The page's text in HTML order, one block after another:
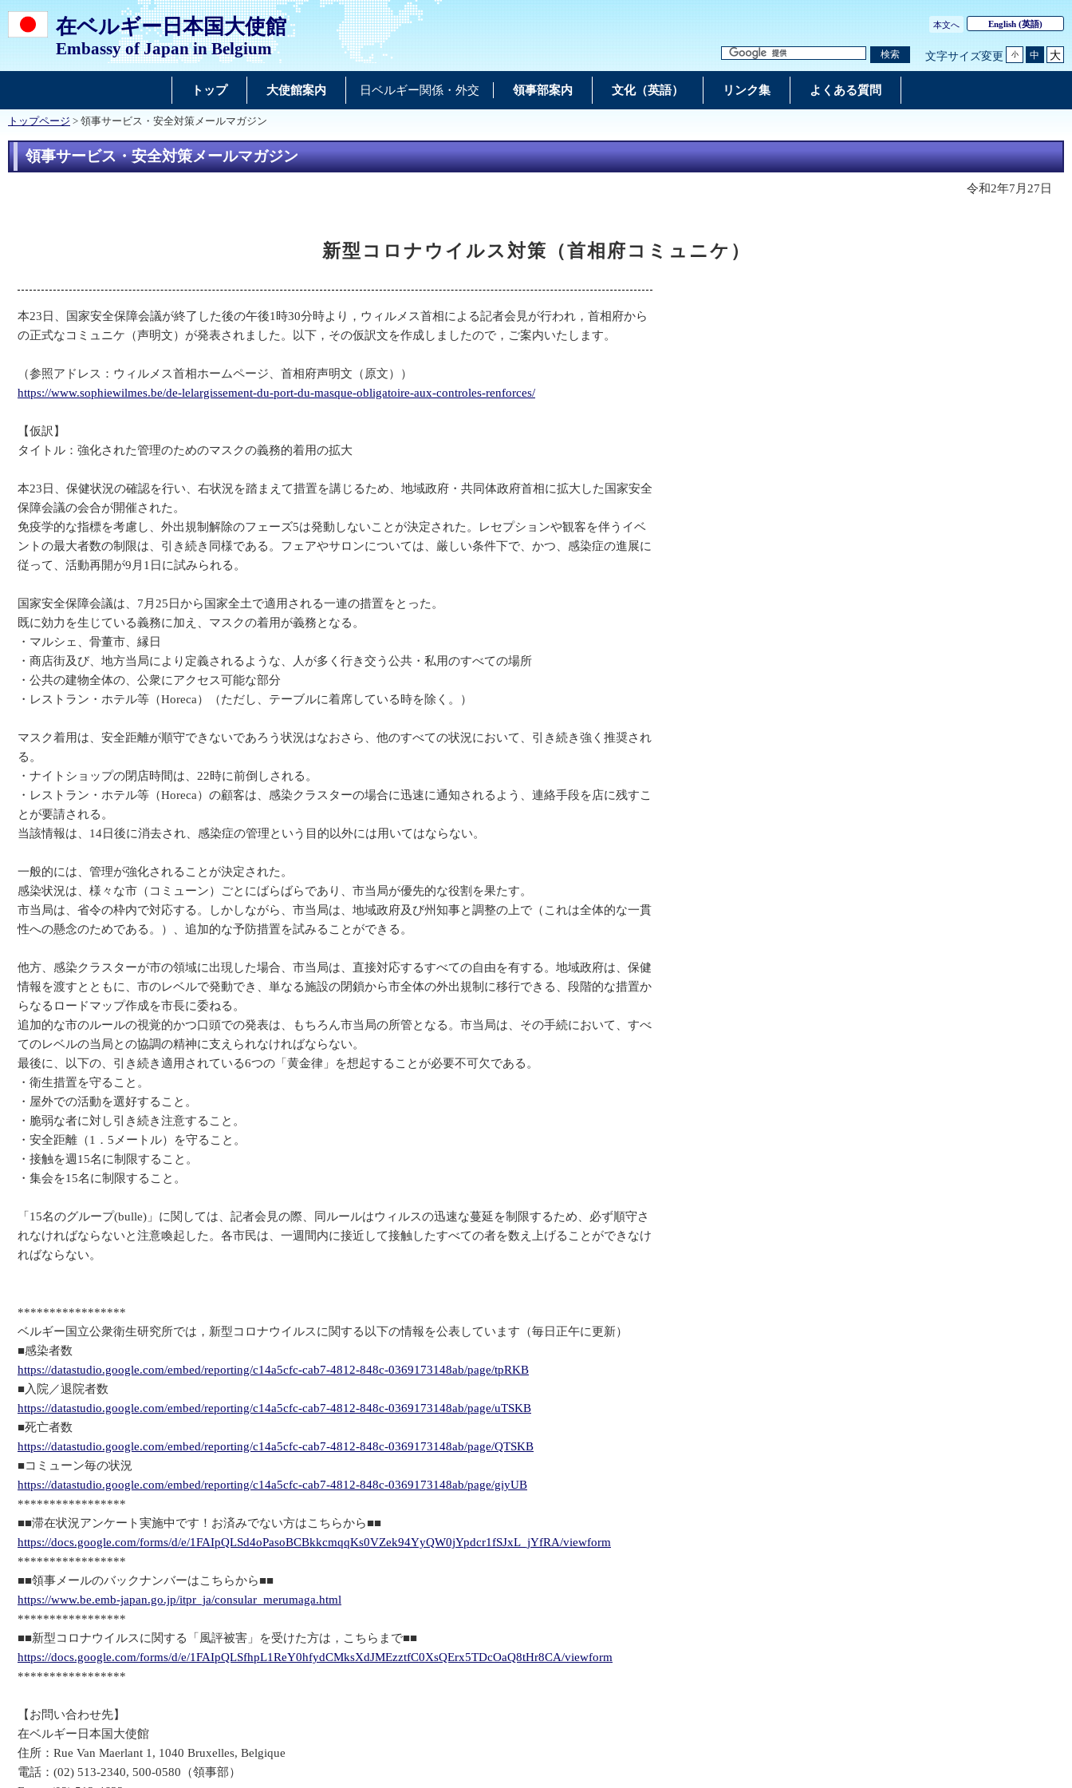
在ベルギー日本国大使館
Embassy of Japan in Belgium
本文へ English(英語)
検索 文字サイズ変更 小 中 大
トップ 大使館案内 日ベルギー関係・外交 領事部案内 文化（英語） リンク集 よくある質問
トップページ > 領事サービス・安全対策メールマガジン
領事サービス・安全対策メールマガジン
令和2年7月27日
新型コロナウイルス対策（首相府コミュニケ）
本23日、国家安全保障会議が終了した後の午後1時30分時より，ウィルメス首相による記者会見が行われ，首相府から
の正式なコミュニケ（声明文）が発表されました。以下，その仮訳文を作成しましたので，ご案内いたします。
（参照アドレス：ウィルメス首相ホームページ、首相府声明文（原文））
https://www.sophiewilmes.be/de-lelargissement-du-port-du-masque-obligatoire-aux-controles-renforces/
【仮訳】
タイトル：強化された管理のためのマスクの義務的着用の拡大
本23日、保健状況の確認を行い、右状況を踏まえて措置を講じるため、地域政府・共同体政府首相に拡大した国家安全
保障会議の会合が開催された。
免疫学的な指標を考慮し、外出規制解除のフェーズ5は発動しないことが決定された。レセプションや観客を伴うイベ
ントの最大者数の制限は、引き続き同様である。フェアやサロンについては、厳しい条件下で、かつ、感染症の進展に
従って、活動再開が9月1日に試みられる。
国家安全保障会議は、7月25日から国家全土で適用される一連の措置をとった。
既に効力を生じている義務に加え、マスクの着用が義務となる。
・マルシェ、骨董市、縁日
・商店街及び、地方当局により定義されるような、人が多く行き交う公共・私用のすべての場所
・公共の建物全体の、公衆にアクセス可能な部分
・レストラン・ホテル等（Horeca）（ただし、テーブルに着席している時を除く。）
マスク着用は、安全距離が順守できないであろう状況はなおさら、他のすべての状況において、引き続き強く推奨され
る。
・ナイトショップの閉店時間は、22時に前倒しされる。
・レストラン・ホテル等（Horeca）の顧客は、感染クラスターの場合に迅速に通知されるよう、連絡手段を店に残すこ
とが要請される。
当該情報は、14日後に消去され、感染症の管理という目的以外には用いてはならない。
一般的には、管理が強化されることが決定された。
感染状況は、様々な市（コミューン）ごとにばらばらであり、市当局が優先的な役割を果たす。
市当局は、省令の枠内で対応する。しかしながら、市当局は、地域政府及び州知事と調整の上で（これは全体的な一貫
性への懸念のためである。）、追加的な予防措置を試みることができる。
他方、感染クラスターが市の領域に出現した場合、市当局は、直接対応するすべての自由を有する。地域政府は、保健
情報を渡すとともに、市のレベルで発動でき、単なる施設の閉鎖から市全体の外出規制に移行できる、段階的な措置か
らなるロードマップ作成を市長に委ねる。
追加的な市のルールの視覚的かつ口頭での発表は、もちろん市当局の所管となる。市当局は、その手続において、すべ
てのレベルの当局との協調の精神に支えられなければならない。
最後に、以下の、引き続き適用されている6つの「黄金律」を想起することが必要不可欠である。
・衛生措置を守ること。
・屋外での活動を選好すること。
・脆弱な者に対し引き続き注意すること。
・安全距離（1．5メートル）を守ること。
・接触を週15名に制限すること。
・集会を15名に制限すること。
「15名のグループ(bulle)」に関しては、記者会見の際、同ルールはウィルスの迅速な蔓延を制限するため、必ず順守さ
れなければならないと注意喚起した。各市民は、一週間内に接近して接触したすべての者を数え上げることができなけ
ればならない。
*****************
ベルギー国立公衆衛生研究所では，新型コロナウイルスに関する以下の情報を公表しています（毎日正午に更新）
■感染者数
https://datastudio.google.com/embed/reporting/c14a5cfc-cab7-4812-848c-0369173148ab/page/tpRKB
■入院／退院者数
https://datastudio.google.com/embed/reporting/c14a5cfc-cab7-4812-848c-0369173148ab/page/uTSKB
■死亡者数
https://datastudio.google.com/embed/reporting/c14a5cfc-cab7-4812-848c-0369173148ab/page/QTSKB
■コミューン毎の状況
https://datastudio.google.com/embed/reporting/c14a5cfc-cab7-4812-848c-0369173148ab/page/giyUB
*****************
■■滞在状況アンケート実施中です！お済みでない方はこちらから■■
https://docs.google.com/forms/d/e/1FAIpQLSd4oPasoBCBkkcmqqKs0VZek94YyQW0jYpdcr1fSJxL_jYfRA/viewform
*****************
■■領事メールのバックナンバーはこちらから■■
https://www.be.emb-japan.go.jp/itpr_ja/consular_merumaga.html
*****************
■■新型コロナウイルスに関する「風評被害」を受けた方は，こちらまで■■
https://docs.google.com/forms/d/e/1FAIpQLSfhpL1ReY0hfydCMksXdJMEzztfC0XsQErx5TDcOaQ8tHr8CA/viewform
*****************
【お問い合わせ先】
在ベルギー日本国大使館
住所：Rue Van Maerlant 1, 1040 Bruxelles, Belgique
電話：(02) 513-2340, 500-0580（領事部）